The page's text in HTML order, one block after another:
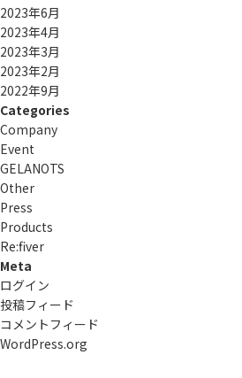
2023年6月
2023年4月
2023年3月
2023年2月
2022年9月
Categories
Company
Event
GELANOTS
Other
Press
Products
Re:ﬁver
Meta
ログイン
投稿フィード
コメントフィード
WordPress.org